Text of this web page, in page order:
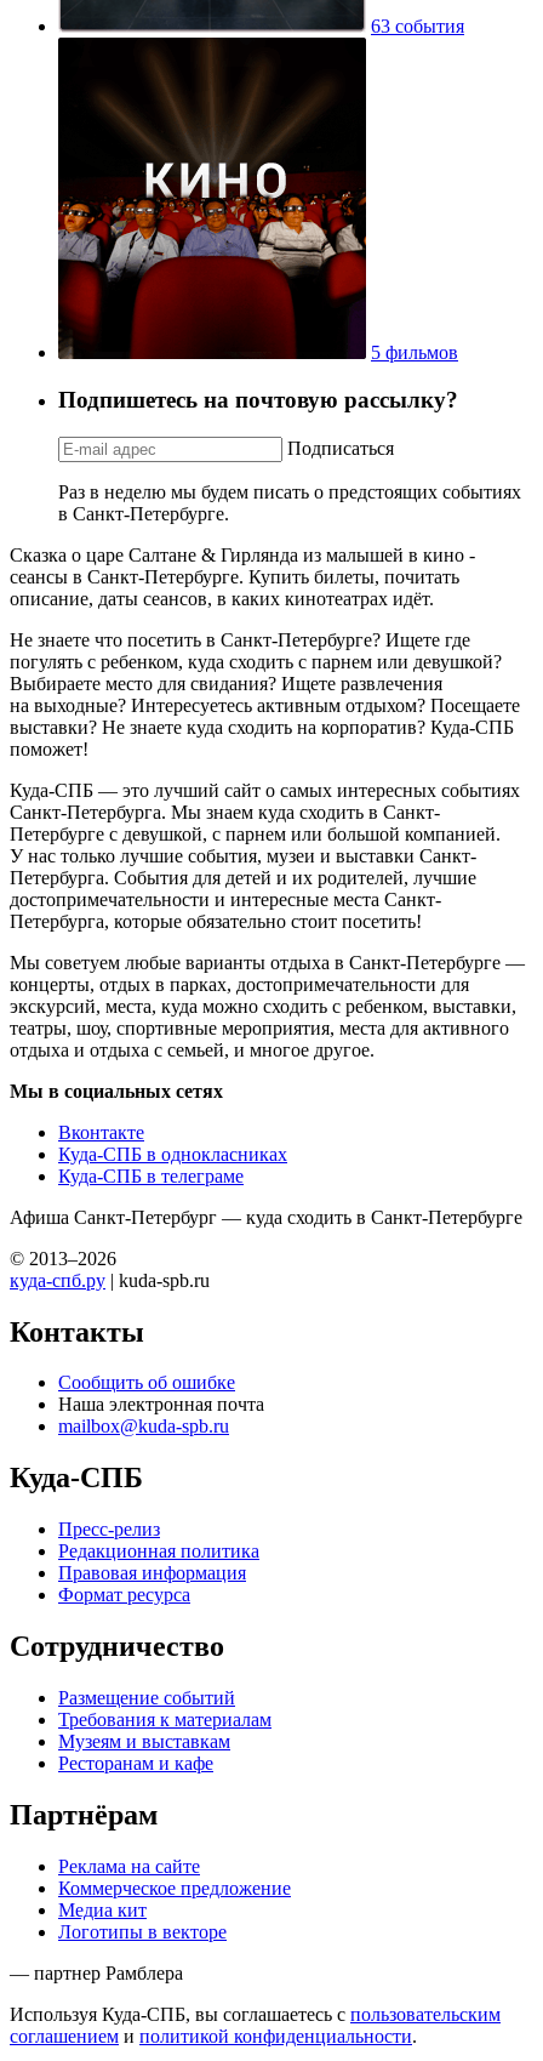
63 события
5 фильмов
Подпишетесь на почтовую рассылку?
Подписаться
Раз в неделю мы будем писать о предстоящих событиях
в Санкт-Петербурге.
Сказка о царе Салтане & Гирлянда из малышей в кино -
сеансы в Санкт-Петербурге. Купить билеты, почитать
описание, даты сеансов, в каких кинотеатрах идёт.
Не знаете что посетить в Санкт-Петербурге? Ищете где
погулять с ребенком, куда сходить с парнем или девушкой?
Выбираете место для свидания? Ищете развлечения
на выходные? Интересуетесь активным отдыхом? Посещаете
выставки? Не знаете куда сходить на корпоратив? Куда-СПБ
поможет!
Куда-СПБ — это лучший сайт о самых интересных событиях
Санкт-Петербурга. Мы знаем куда сходить в Санкт-
Петербурге с девушкой, с парнем или большой компанией.
У нас только лучшие события, музеи и выставки Санкт-
Петербурга. События для детей и их родителей, лучшие
достопримечательности и интересные места Санкт-
Петербурга, которые обязательно стоит посетить!
Мы советуем любые варианты отдыха в Санкт-Петербурге —
концерты, отдых в парках, достопримечательности для
экскурсий, места, куда можно сходить с ребенком, выставки,
театры, шоу, спортивные мероприятия, места для активного
отдыха и отдыха с семьей, и многое другое.
Мы в социальных сетях
Вконтакте
Куда-СПБ в однокласниках
Куда-СПБ в телеграме
Афиша Санкт-Петербург — куда сходить в Санкт-Петербурге
© 2013–2026
куда-спб.ру | kuda-spb.ru
Контакты
Сообщить об ошибке
Наша электронная почта
mailbox@kuda-spb.ru
Куда-СПБ
Пресс-релиз
Редакционная политика
Правовая информация
Формат ресурса
Сотрудничество
Размещение событий
Требования к материалам
Музеям и выставкам
Ресторанам и кафе
Партнёрам
Реклама на сайте
Коммерческое предложение
Медиа кит
Логотипы в векторе
— партнер Рамблера
Используя Куда-СПБ, вы соглашаетесь с пользовательским
соглашением и политикой конфиденциальности.